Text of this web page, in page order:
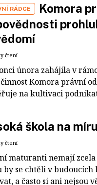
RÁDCE
Komora
čtení
února zahájila v
Komora právní
na kultivaci
škola na míru
čtení
maturanti nemají
by se chtěli v budoucích
a často si ani nejsou